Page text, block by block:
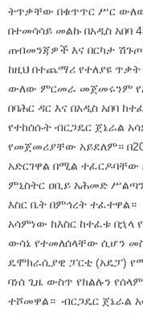
ትጥቃቸው በቁጥጥር ሥር
በተመሳሳይ መልኩ በአዲስ አበባ
ጠብመንጃዎች እና በርካታ
ከዚህ በተጨማሪ የተለያዩ
ውለው ምርመራ መጀመሩንም
በባሕር ዳር እና በአዲስ አበባ
የተከሰሱት ብርጋዴር ጀኔራል
የመጀመሪያቸው አይደለም።
አድርገዋል በሚል ተፈርዶባቸው
ምኒስትር ዐቢይ አሕመድ ሥልጣን
እስር ቤት በምኅረት ተፈተዋል።
አሳምነው ከእስር ከተፈቱ በኋላ
ውሳኔ የተመለሰላቸው ሲሆን
ዴሞክራሲያዊ ፓርቲ (አዴፓ)
ባነሰ ጊዜ ውስጥ የክልሉን
ተሾመዋል። ብርጋዴር ጀኔራል